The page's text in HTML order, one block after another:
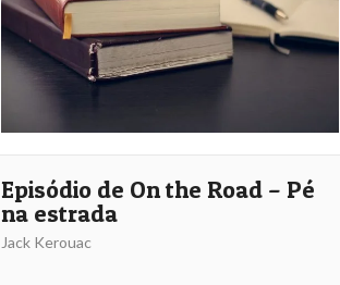
Episódio de On the Road – Pé
na estrada
Jack Kerouac